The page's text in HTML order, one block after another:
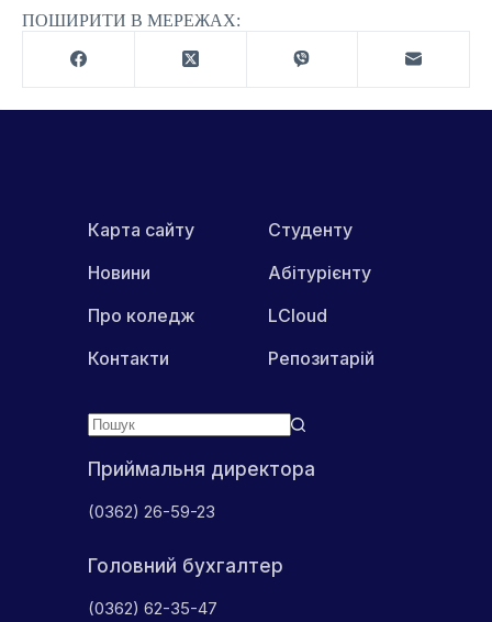
ПОШИРИТИ В МЕРЕЖАХ:
Приймальня директора
(0362) 26-59-23
Головний бухгалтер
(0362) 62-35-47
Карта сайту
Новини
Про коледж
Контакти
Студенту
Абітурієнту
LCloud
Репозитарій